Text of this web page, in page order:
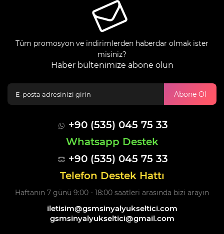
Tüm promosyon ve indirimlerden haberdar olmak ister
misiniz?
Haber bültenimize abone olun
Abone Ol
+90 (535) 045 75 33
Whatsapp Destek
+90 (535) 045 75 33
Telefon Destek Hattı
Haftanın 7 günü 9:00 - 18:00 saatleri arasında bizi arayın
iletisim@gsmsinyalyukseltici.com
gsmsinyalyukseltici@gmail.com